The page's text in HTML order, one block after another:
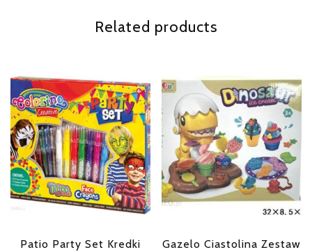
Related products
Patio Party Set Kredki
Gazelo Ciastolina Zestaw